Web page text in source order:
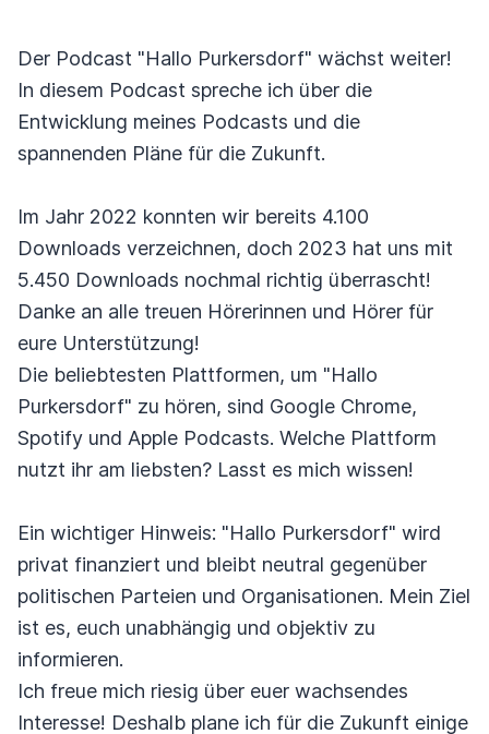
Der Podcast "Hallo Purkersdorf" wächst weiter!
In diesem Podcast spreche ich über die
Entwicklung meines Podcasts und die
spannenden Pläne für die Zukunft.
Im Jahr 2022 konnten wir bereits 4.100
Downloads verzeichnen, doch 2023 hat uns mit
5.450 Downloads nochmal richtig überrascht!
Danke an alle treuen Hörerinnen und Hörer für
eure Unterstützung!
Die beliebtesten Plattformen, um "Hallo
Purkersdorf" zu hören, sind Google Chrome,
Spotify und Apple Podcasts. Welche Plattform
nutzt ihr am liebsten? Lasst es mich wissen!
Ein wichtiger Hinweis: "Hallo Purkersdorf" wird
privat finanziert und bleibt neutral gegenüber
politischen Parteien und Organisationen. Mein Ziel
ist es, euch unabhängig und objektiv zu
informieren.
Ich freue mich riesig über euer wachsendes
Interesse! Deshalb plane ich für die Zukunft einige